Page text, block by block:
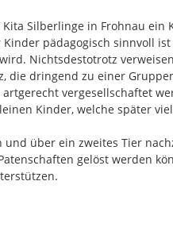
Silberlinge in Frohnau
pädagogisch sinnvoll
Nichtsdestotrotz
die dringend zu einer
vergesellschaftet
Kinder, welche später
über ein zweites Tier
gelöst werden